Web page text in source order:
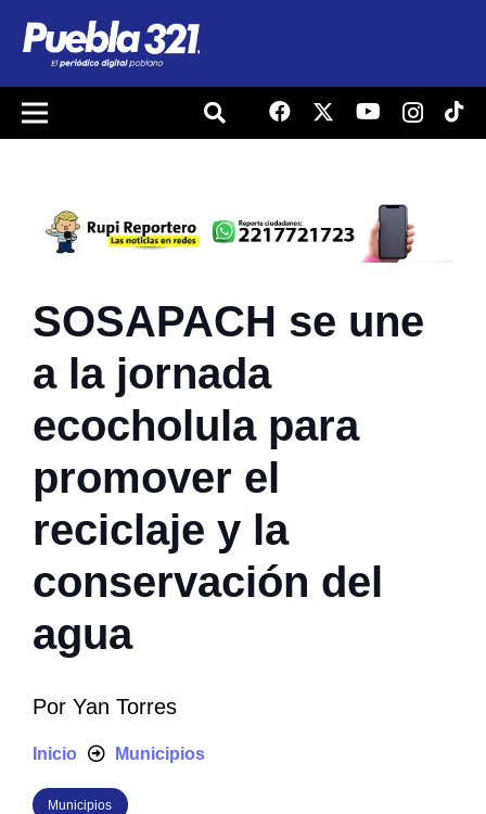
SOSAPACH se une
a la jornada
ecocholula para
promover el
reciclaje y la
conservación del
agua
Por Yan Torres
Inicio Municipios
Municipios